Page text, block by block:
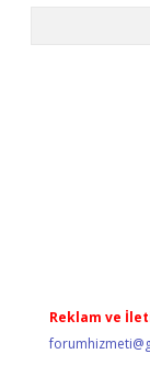
Reklam ve